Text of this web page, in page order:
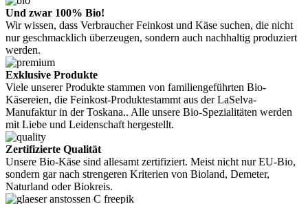
Und zwar 100% Bio!
Wir wissen, dass Verbraucher Feinkost und Käse suchen, die nicht
nur geschmacklich überzeugen, sondern auch nachhaltig produziert
werden.
Exklusive Produkte
Viele unserer Produkte stammen von familiengeführten Bio-
Käsereien, die Feinkost-Produktestammt aus der LaSelva-
Manufaktur in der Toskana.. Alle unsere Bio-Spezialitäten werden
mit Liebe und Leidenschaft hergestellt.
Zertifizierte Qualität
Unsere Bio-Käse sind allesamt zertifiziert. Meist nicht nur EU-Bio,
sondern gar nach strengeren Kriterien von Bioland, Demeter,
Naturland oder Biokreis.